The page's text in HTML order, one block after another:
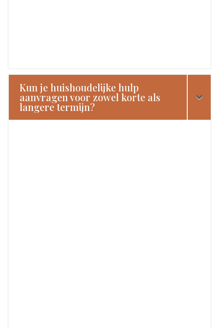
Kun je huishoudelijke hulp
aanvragen voor zowel korte als
langere termijn?